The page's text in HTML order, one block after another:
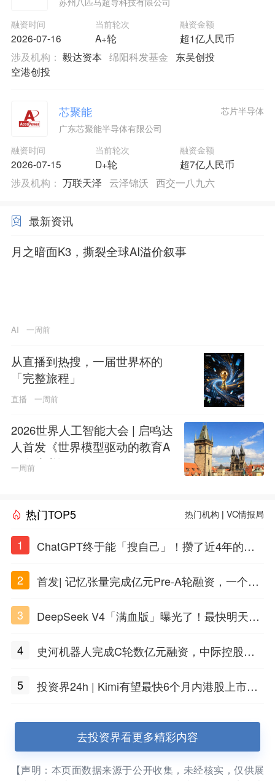
融资时间
2026-07-16
当前轮次
A+轮
融资金额
超1亿人民币
涉及机构： 毅达资本 绵阳科发基金
东吴创投
空港创投
芯聚能
广东芯聚能半导体有限公司
融资时间
2026-07-15
当前轮次
D+轮
融资金额
超7亿人民币
芯片半导体
涉及机构： 万联天泽 云泽锦沃 西交一八九六
最新资讯
月之暗面K3，撕裂全球AI溢价叙事
AI 一周前
从直播到热搜，一届世界杯的
「完整旅程」
直播 一周前
2026世界人工智能大会 | 启鸣达
人首发《世界模型驱动的教育A
GI白皮书》
一周前
热门TOP5 热门机构 |VC情报局
1
ChatGPT终于能「搜自己」！攒了近4年的对
2
首发| 记忆张量完成亿元Pre-A轮融资，一个上
3
DeepSeek V4「满血版」曝光了！最快明天发
4
史河机器人完成C轮数亿元融资，中际控股领
5
投资界24h | Kimi有望最快6个月内港股上市；
去投资界看更多精彩内容
【声明：本页面数据来源于公开收集，未经核实，仅供展